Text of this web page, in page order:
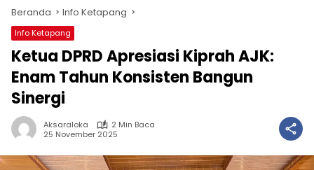
Beranda Info Ketapang
Info Ketapang
Ketua DPRD Apresiasi Kiprah AJK:
Enam Tahun Konsisten Bangun
Sinergi
Aksaraloka
2 Min Baca
25 November 2025